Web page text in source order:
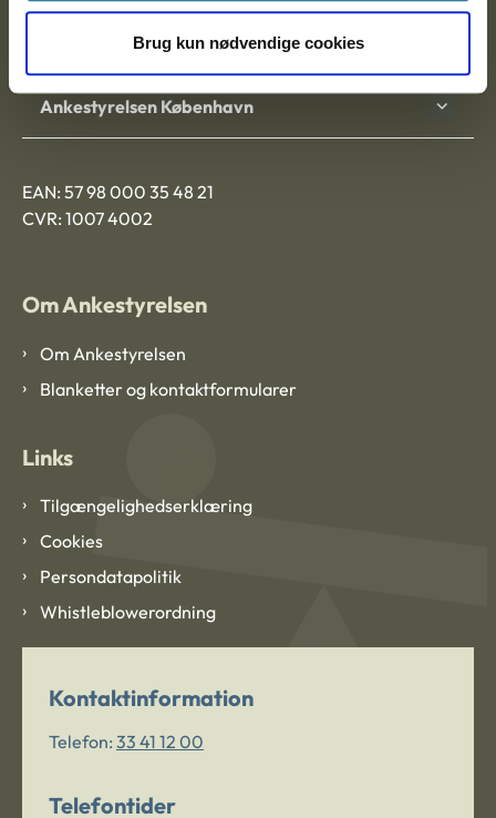
Brug kun nødvendige cookies
Ankestyrelsen Aalborg
Ankestyrelsen København
EAN: 57 98 000 35 48 21
CVR: 1007 4002
Om Ankestyrelsen
Om Ankestyrelsen
Blanketter og kontaktformularer
Links
Tilgængelighedserklæring
Cookies
Persondatapolitik
Whistleblowerordning
Kontaktinformation
Telefon: 33 41 12 00
Telefontider